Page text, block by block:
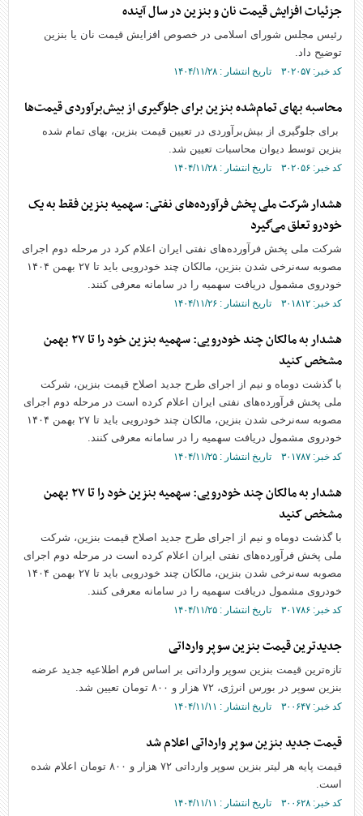
جزئیات افزایش قیمت نان و بنزین در سال آینده
رئیس مجلس شورای اسلامی در خصوص افزایش قیمت نان یا بنزین
توضیح داد.
کد خبر: ۳۰۲۰۵۷ تاریخ انتشار : ۱۴۰۴/۱۱/۲۸
محاسبه بهای تمام‌‌شده بنزین برای جلوگیری از بیش‌‌برآوردی قیمت‌ها
برای جلوگیری از بیش‌برآوردی در تعیین قیمت بنزین، بهای تمام شده
بنزین توسط دیوان محاسبات تعیین شد.
کد خبر: ۳۰۲۰۵۶ تاریخ انتشار : ۱۴۰۴/۱۱/۲۸
هشدار شرکت ملی پخش فرآورده‌های نفتی: سهمیه بنزین فقط به یک
خودرو تعلق می‌گیرد
شرکت ملی پخش فرآورده‌های نفتی ایران اعلام کرد در مرحله دوم اجرای
مصوبه سه‌نرخی شدن بنزین، مالکان چند خودرویی باید تا ۲۷ بهمن ۱۴۰۴
خودروی مشمول دریافت سهمیه را در سامانه معرفی کنند.
کد خبر: ۳۰۱۸۱۲ تاریخ انتشار : ۱۴۰۴/۱۱/۲۶
هشدار به مالکان چند خودرویی: سهمیه بنزین خود را تا ۲۷ بهمن
مشخص کنید
با گذشت دوماه و نیم از اجرای طرح جدید اصلاح قیمت بنزین، شرکت
ملی پخش فرآورده‌های نفتی ایران اعلام کرده است در مرحله دوم اجرای
مصوبه سه‌نرخی شدن بنزین، مالکان چند خودرویی باید تا ۲۷ بهمن ۱۴۰۴
خودروی مشمول دریافت سهمیه را در سامانه معرفی کنند.
کد خبر: ۳۰۱۷۸۷ تاریخ انتشار : ۱۴۰۴/۱۱/۲۵
هشدار به مالکان چند خودرویی: سهمیه بنزین خود را تا ۲۷ بهمن
مشخص کنید
با گذشت دوماه و نیم از اجرای طرح جدید اصلاح قیمت بنزین، شرکت
ملی پخش فرآورده‌های نفتی ایران اعلام کرده است در مرحله دوم اجرای
مصوبه سه‌نرخی شدن بنزین، مالکان چند خودرویی باید تا ۲۷ بهمن ۱۴۰۴
خودروی مشمول دریافت سهمیه را در سامانه معرفی کنند.
کد خبر: ۳۰۱۷۸۶ تاریخ انتشار : ۱۴۰۴/۱۱/۲۵
جدیدترین قیمت بنزین سوپر وارداتی
تازه‌ترین قیمت بنزین سوپر وارداتی بر اساس فرم اطلاعیه جدید عرضه
بنزین سوپر در بورس انرژی، ۷۲ هزار و ۸۰۰ تومان تعیین شد.
کد خبر: ۳۰۰۶۴۷ تاریخ انتشار : ۱۴۰۴/۱۱/۱۱
قیمت جدید بنزین سوپر وارداتی اعلام شد
قیمت پایه هر لیتر بنزین سوپر وارداتی ۷۲ هزار و ۸۰۰ تومان اعلام شده
است.
کد خبر: ۳۰۰۶۲۸ تاریخ انتشار : ۱۴۰۴/۱۱/۱۱